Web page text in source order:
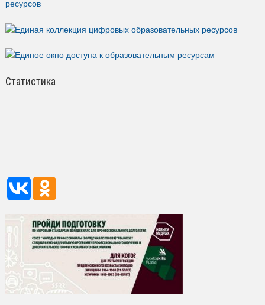
Статистика